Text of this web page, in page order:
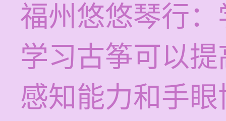
福州悠悠琴行
学习古筝可以
感知能力和手